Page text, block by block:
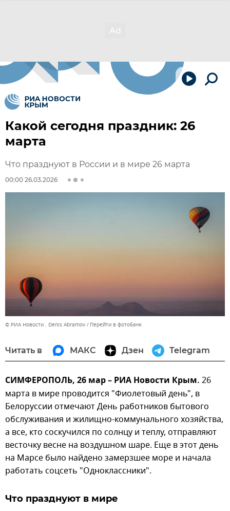
Какой сегодня праздник: 26
марта
Что празднуют в России и в мире 26 марта
00:00 26.03.2026
© РИА Новости . Denis Abramov Перейти в фотобанк
Читать в МАКС Дзен Telegram
СИМФЕРОПОЛЬ, 26 мар – РИА Новости Крым. 26
марта в мире проводится "Фиолетовый день", в
Белоруссии отмечают День работников бытового
обслуживания и жилищно-коммунального хозяйства,
а все, кто соскучился по солнцу и теплу, отправляют
весточку весне на воздушном шаре. Еще в этот день
на Марсе было найдено замерзшее море и начала
работать соцсеть "Одноклассники".
Что празднуют в мире